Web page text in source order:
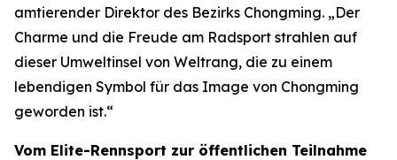
amtierender Direktor des Bezirks Chongming. „Der
Charme und die Freude am Radsport strahlen auf
dieser Umweltinsel von Weltrang, die zu einem
lebendigen Symbol für das Image von Chongming
geworden ist.“
Vom Elite-Rennsport zur öffentlichen Teilnahme